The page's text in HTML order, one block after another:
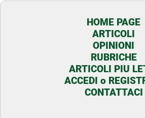
HOME PAGE
ARTICOLI
OPINIONI
RUBRICHE
ARTICOLI PIU
ACCEDI o
CONTATTACI